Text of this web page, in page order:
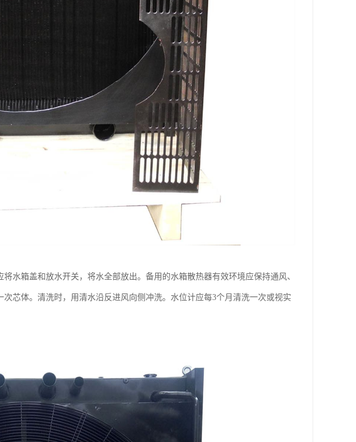
水箱盖和放水开关，将水全部放出。备用的水箱散热器有效环境应保持通风、
芯体。清洗时，用清水沿反进风向侧冲洗。水位计应每3个月清洗一次或视实